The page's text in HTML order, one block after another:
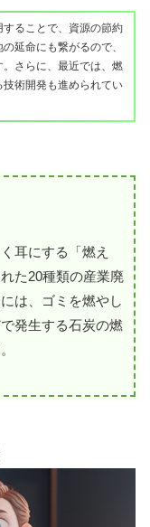
ることで、資源の節約
延命にも繋がるので、
さらに、最近では、燃
術開発も進められてい
耳にする「燃え
た20種類の産業廃
は、ゴミを燃やし
発生する石炭の燃